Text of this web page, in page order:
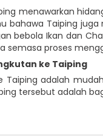
menawarkan
bahawa Taiping
bebola Ikan dan
semasa proses
ke Taiping
Taiping adalah
tersebut adalah